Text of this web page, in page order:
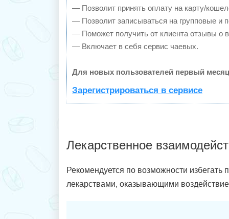
— Позволит принять оплату на карту/
— Позволит записываться на групповые и
— Поможет получить от клиента отзывы о
— Включает в себя сервис чаевых.
Для новых пользователей первый
Зарегистрироваться в сервисе
Лекарственное
Рекомендуется по возможности избегать
лекарствами, оказывающими